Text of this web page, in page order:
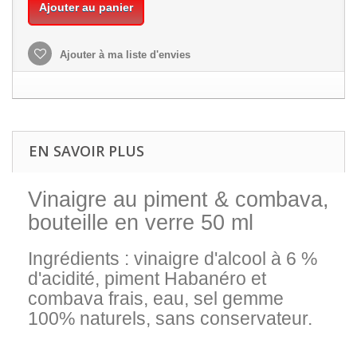
Ajouter au panier
Ajouter à ma liste d'envies
EN SAVOIR PLUS
Vinaigre au piment & combava,
bouteille en verre 50 ml
Ingrédients : vinaigre d'alcool à 6 %
d'acidité, piment Habanéro et
combava frais, eau, sel gemme
100% naturels, sans conservateur.